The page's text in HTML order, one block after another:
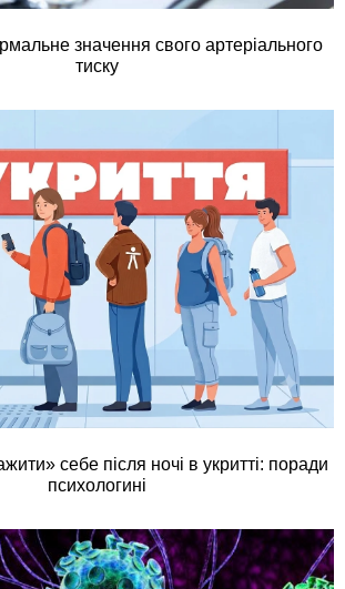
значення свого артеріального
тиску
себе після ночі в укритті: поради
психологині